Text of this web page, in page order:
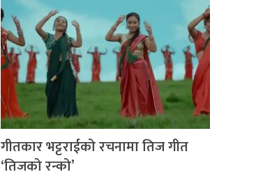
गीतकार भट्टराईको रचनामा तिज गीत
‘तिजको रन्को’